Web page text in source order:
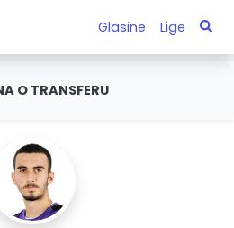
Glasine Lige
O TRANSFERU